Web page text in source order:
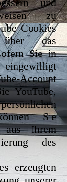
und
zu
Cookies
das
Sie in
Account
YouTube,
Sie
aus Ihrem
des
erzeugten